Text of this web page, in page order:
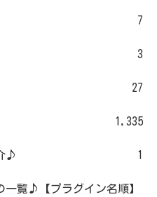
7
3
27
1,335
♪ 1
一覧♪【プラグイン名順】